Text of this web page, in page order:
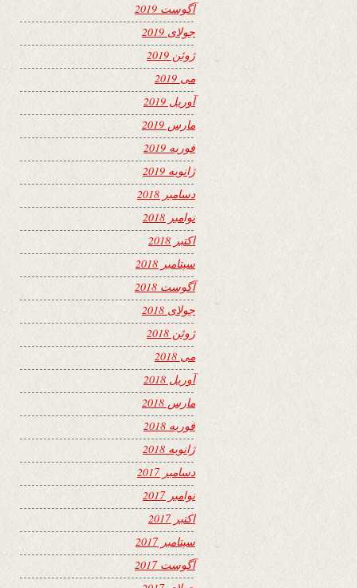
آگوست 2019
جولای 2019
ژوئن 2019
می 2019
آوریل 2019
مارس 2019
فوریه 2019
ژانویه 2019
دسامبر 2018
نوامبر 2018
اکتبر 2018
سپتامبر 2018
آگوست 2018
جولای 2018
ژوئن 2018
می 2018
آوریل 2018
مارس 2018
فوریه 2018
ژانویه 2018
دسامبر 2017
نوامبر 2017
اکتبر 2017
سپتامبر 2017
آگوست 2017